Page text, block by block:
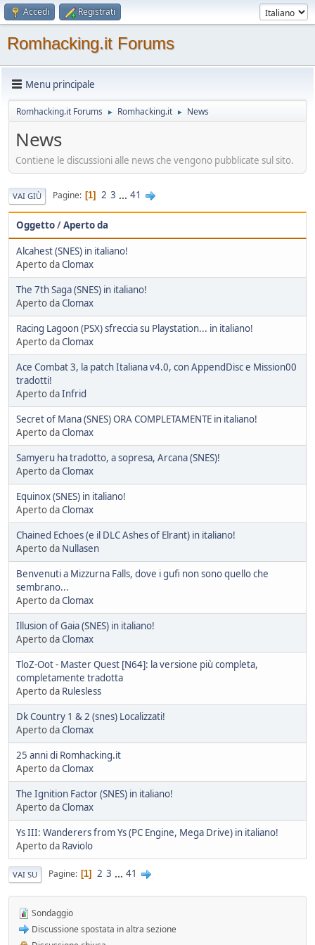
Accedi Registrati
Romhacking.it Forums
Menu principale
Romhacking.it Forums ► Romhacking.it ► News
News
Contiene le discussioni alle news che vengono pubblicate sul sito.
VAI GIÙ Pagine 1 2 3 ... 41
Oggetto/Aperto da
Alcahest (SNES) in italiano!
Aperto daClomax
The 7th Saga (SNES) in italiano!
Aperto daClomax
Racing Lagoon (PSX) sfreccia su Playstation... in italiano!
Aperto daClomax
Ace Combat 3, la patch Italiana v4.0, con AppendDisc e Mission00
tradotti!
Aperto daInfrid
Secret of Mana (SNES) ORA COMPLETAMENTE in italiano!
Aperto daClomax
Samyeru ha tradotto, a sopresa, Arcana (SNES)!
Aperto daClomax
Equinox (SNES) in italiano!
Aperto daClomax
Chained Echoes (e il DLC Ashes of Elrant) in italiano!
Aperto da Nullasen
Benvenuti a Mizzurna Falls, dove i gufi non sono quello che
sembrano...
Aperto daClomax
Illusion of Gaia (SNES) in italiano!
Aperto daClomax
TloZ-Oot - Master Quest [N64]: la versione più completa,
completamente tradotta
Aperto da Rulesless
Dk Country 1 & 2 (snes) Localizzati!
Aperto daClomax
25 anni di Romhacking.it
Aperto daClomax
The Ignition Factor (SNES) in italiano!
Aperto daClomax
Ys III: Wanderers from Ys (PC Engine, Mega Drive) in italiano!
Aperto da Raviolo
VAI SU Pagine 1 2 3 ... 41
Sondaggio
Discussione spostata in altra sezione